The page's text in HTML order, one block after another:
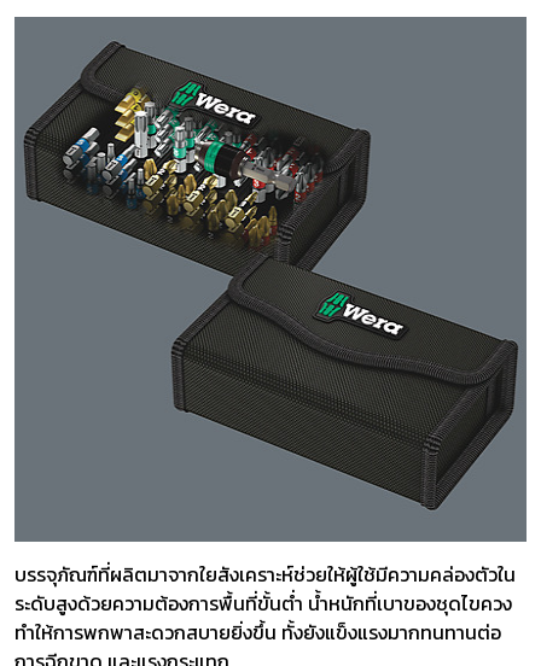
บรรจุภัณฑ์ที่ผลิตมาจากใยสังเคราะห์ช่วยให้ผู้ใช้มีความคล่องตัวใน
ระดับสูงด้วยความต้องการพื้นที่ขั้นต่ำ น้ำหนักที่เบาของชุดไขควง
ทำให้การพกพาสะดวกสบายยิ่งขึ้น ทั้งยังแข็งแรงมากทนทานต่อ